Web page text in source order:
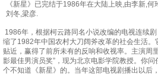
《新星》已完结于1986年在大陆上映,由李新,
刘冬,梁彦.
1986年，根据柯云路同名小说改编的电视连续
缩了1982年中国农村大刀阔斧改革的社会生活
贴近，赢得了前所未有的反响和收视率。主演周
影最佳男演员奖”，现为北京电影学院教授。你
个不知道《新星》的。当年这部电视剧播出以后